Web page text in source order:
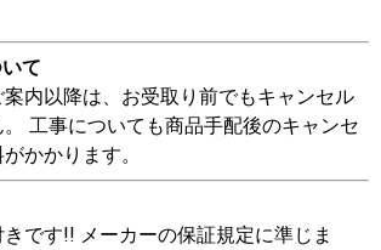
て
内以降は、お受取り前でもキャンセル
工事についても商品手配後のキャンセ
かかります。
です!! メーカーの保証規定に準じま